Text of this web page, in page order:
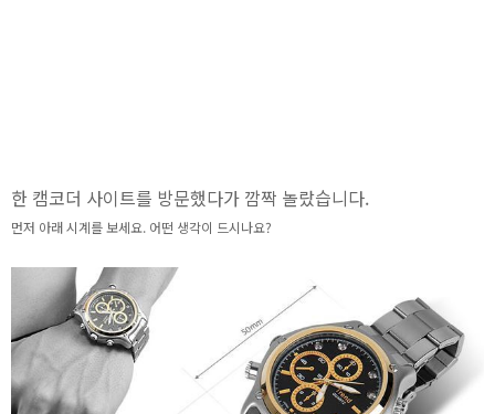
한 캠코더 사이트를 방문했다가 깜짝 놀랐습니다.
먼저 아래 시계를 보세요. 어떤 생각이 드시나요?